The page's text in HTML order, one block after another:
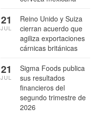
Reino Unido y Suiza
cierran acuerdo que
agiliza exportaciones
cárnicas británicas
21
JUL
Sigma Foods publica
sus resultados
financieros del
segundo trimestre de
2026
21
JUL